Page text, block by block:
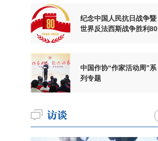
纪念中国人民抗日战争暨
世界反法西斯战争胜利80
中国作协“作家活动周”系
列专题